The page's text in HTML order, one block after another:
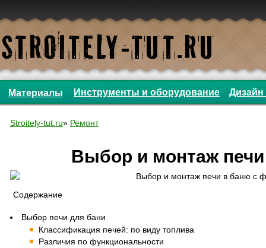
Материалы Инструменты и оборудование Дизайн
Stroitely-tut.ru» Ремонт
Выбор и монтаж
Содержание
Выбор печи для бани
Классификация печей: по виду топлива
Различия по функциональности